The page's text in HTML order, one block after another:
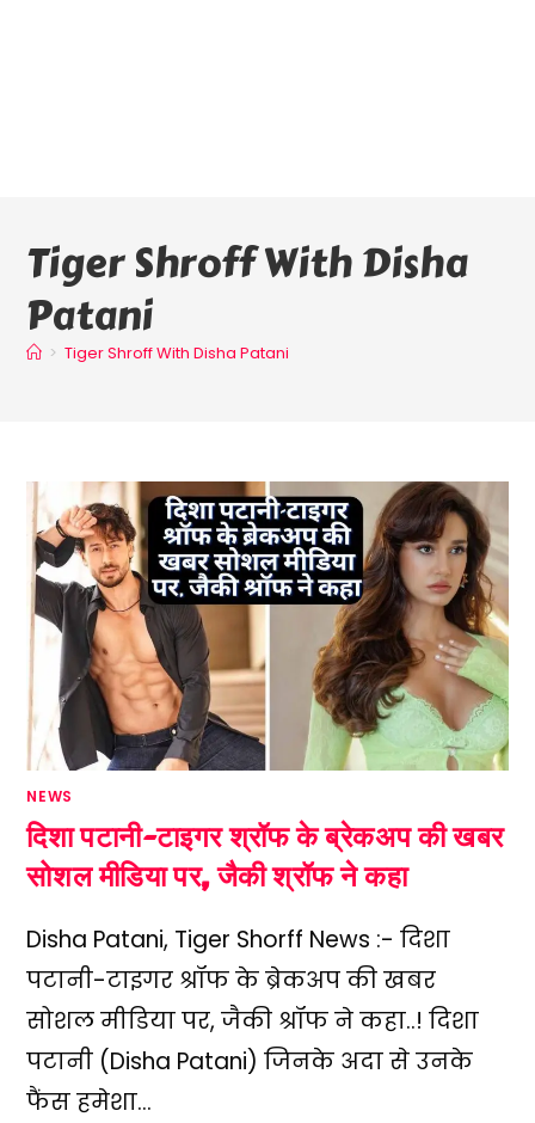
Tiger Shroff With Disha
Patani
> Tiger Shroff With Disha Patani
NEWS
दिशा पटानी-टाइगर श्रॉफ के ब्रेकअप की खबर
सोशल मीडिया पर, जैकी श्रॉफ ने कहा
Disha Patani, Tiger Shorff News :- दिशा
पटानी-टाइगर श्रॉफ के ब्रेकअप की खबर
सोशल मीडिया पर, जैकी श्रॉफ ने कहा..! दिशा
पटानी (Disha Patani) जिनके अदा से उनके
फैंस हमेशा…